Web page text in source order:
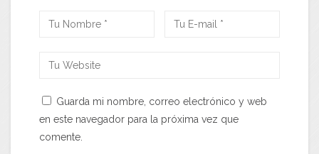
Guarda mi nombre, correo electrónico y web
en este navegador para la próxima vez que
comente.